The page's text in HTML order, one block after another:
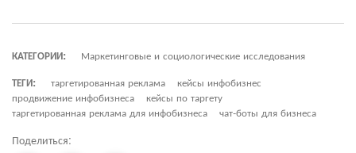
КАТЕГОРИИ:
Маркетинговые и социологические исследования
ТЕГИ:
таргетированная реклама
кейсы инфобизнес
продвижение инфобизнеса
кейсы по таргету
таргетированная реклама для инфобизнеса
чат-боты для бизнеса
Поделиться: